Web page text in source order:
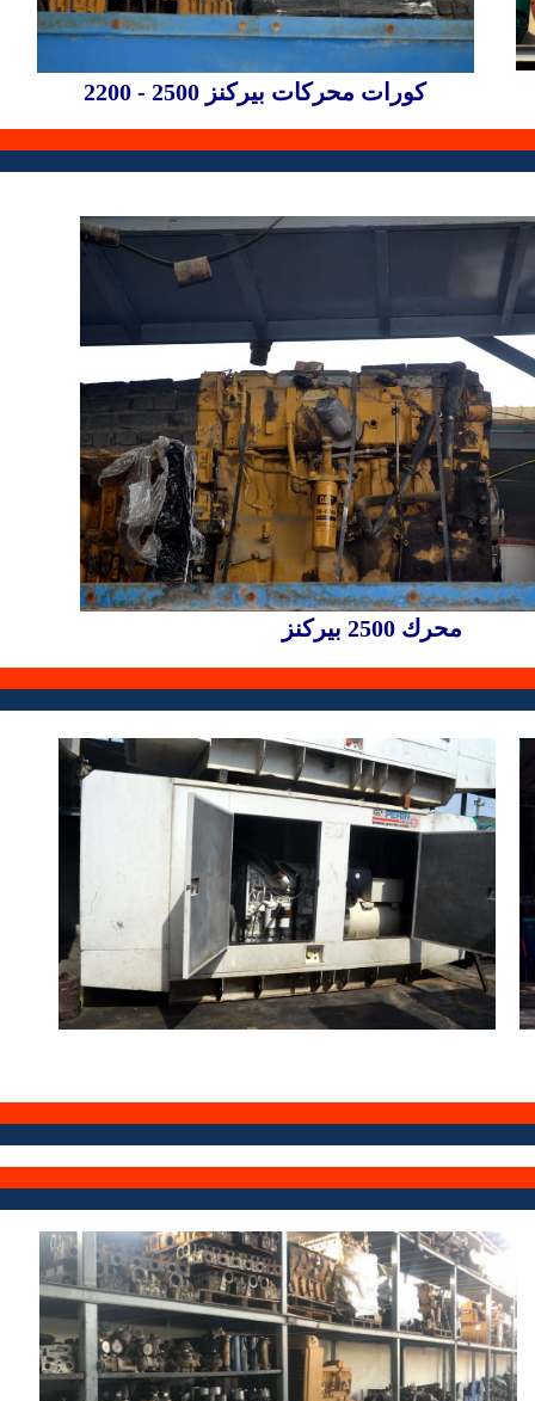
كورات محركات بيركنز 2500 - 2200
محرك 2500 بيركنز